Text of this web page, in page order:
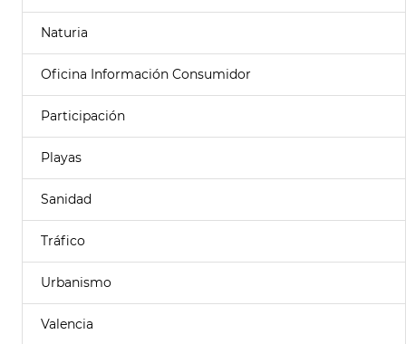
Naturia
Oficina Información Consumidor
Participación
Playas
Sanidad
Tráfico
Urbanismo
Valencia